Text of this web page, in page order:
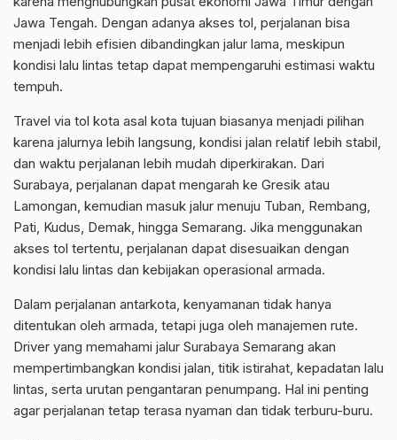
Jawa Tengah. Dengan adanya akses tol, perjalanan bisa
menjadi lebih efisien dibandingkan jalur lama, meskipun
kondisi lalu lintas tetap dapat mempengaruhi estimasi waktu
tempuh.
Travel via tol kota asal kota tujuan biasanya menjadi pilihan
karena jalurnya lebih langsung, kondisi jalan relatif lebih stabil,
dan waktu perjalanan lebih mudah diperkirakan. Dari
Surabaya, perjalanan dapat mengarah ke Gresik atau
Lamongan, kemudian masuk jalur menuju Tuban, Rembang,
Pati, Kudus, Demak, hingga Semarang. Jika menggunakan
akses tol tertentu, perjalanan dapat disesuaikan dengan
kondisi lalu lintas dan kebijakan operasional armada.
Dalam perjalanan antarkota, kenyamanan tidak hanya
ditentukan oleh armada, tetapi juga oleh manajemen rute.
Driver yang memahami jalur Surabaya Semarang akan
mempertimbangkan kondisi jalan, titik istirahat, kepadatan lalu
lintas, serta urutan pengantaran penumpang. Hal ini penting
agar perjalanan tetap terasa nyaman dan tidak terburu-buru.